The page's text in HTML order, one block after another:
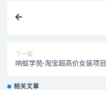
下一篇
响蚁学苑·淘宝超高价女装项目
相关文章